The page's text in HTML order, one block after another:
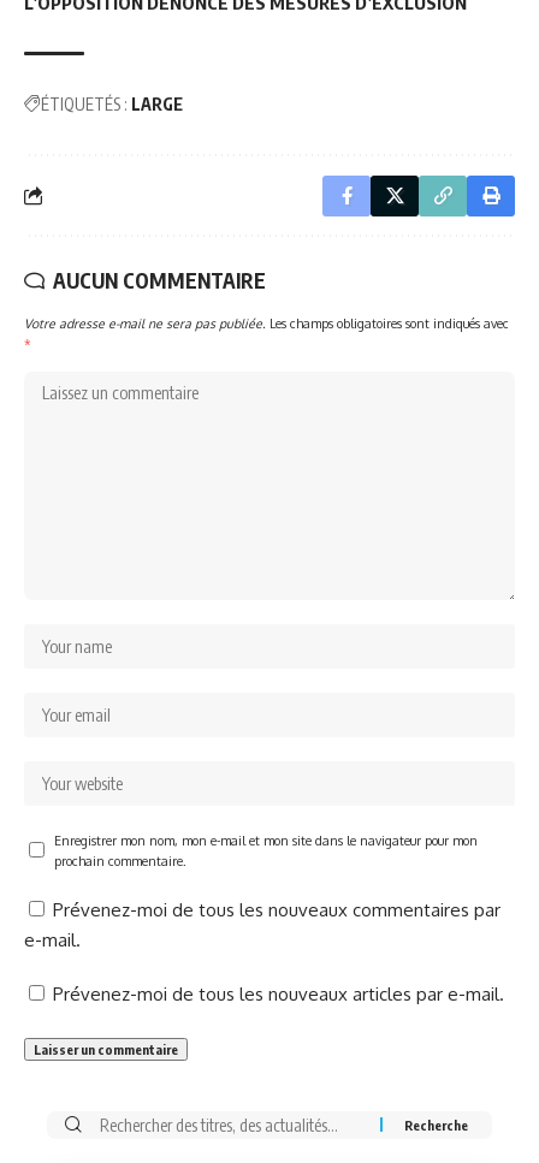
ÉTIQUETÉS : LARGE
AUCUN COMMENTAIRE
Votre adresse e-mail ne sera pas publiée. Les champs obligatoires sont indiqués avec
*
Enregistrer mon nom, mon e-mail et mon site dans le navigateur pour mon
prochain commentaire.
Prévenez-moi de tous les nouveaux commentaires par
e-mail.
Prévenez-moi de tous les nouveaux articles par e-mail.
Rechercher: